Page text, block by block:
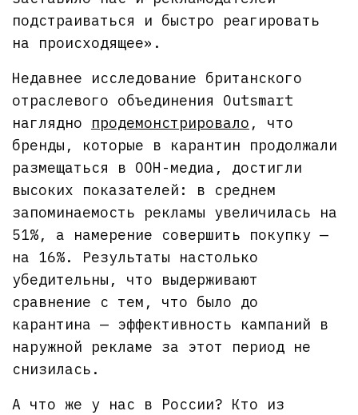
подстраиваться и быстро реагировать
на происходящее».
Недавнее исследование британского
отраслевого объединения Outsmart
наглядно продемонстрировало , что
бренды, которые в карантин продолжали
размещаться в OOH-медиа, достигли
высоких показателей: в среднем
запоминаемость рекламы увеличилась на
51%, а намерение совершить покупку —
на 16%. Результаты настолько
убедительны, что выдерживают
сравнение с тем, что было до
карантина — эффективность кампаний в
наружной рекламе за этот период не
снизилась.
А что же у нас в России? Кто из